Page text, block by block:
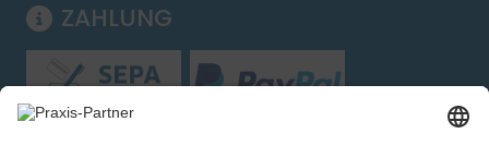
ZAHLUNG